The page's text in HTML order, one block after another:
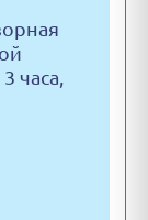
часа,